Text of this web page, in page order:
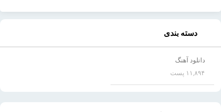
دسته بندی
دانلود آهنگ
۱۱,۸۹۴ پست